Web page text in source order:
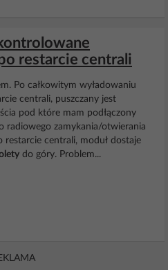
restarcie centrali
Po całkowitym wyładowaniu
centrali, puszczany jest
pod które mam podłączony
radiowego zamykania/otwierania
restarcie centrali, moduł dostaje
do góry. Problem...